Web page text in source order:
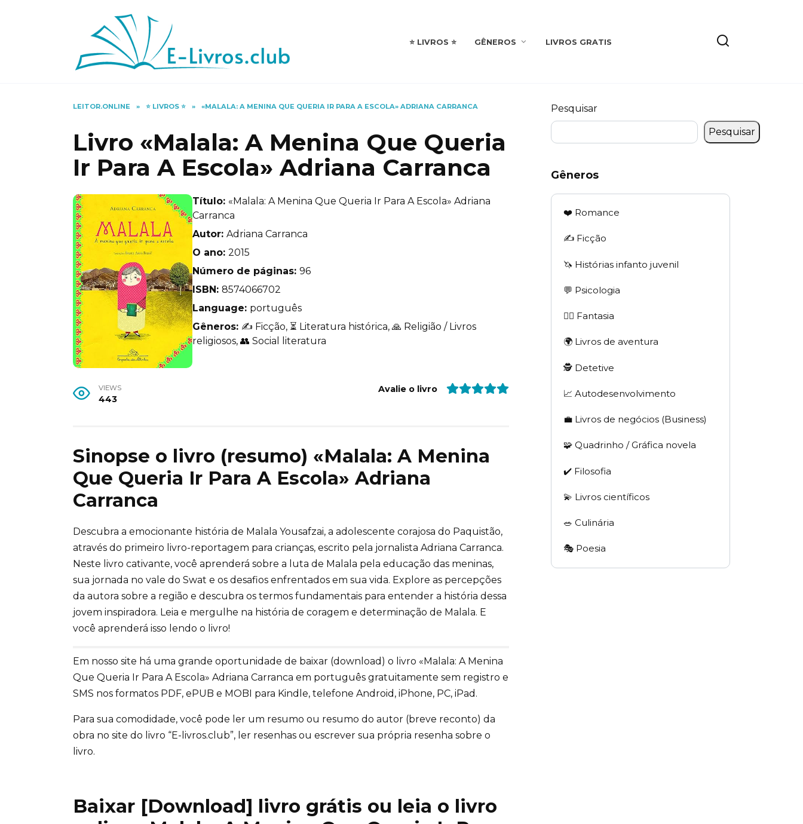
⭐️ LIVROS ⭐️ GÊNEROS LIVROS GRATIS
LEITOR.ONLINE » ⭐️ LIVROS ⭐️ » «MALALA: A MENINA QUE QUERIA IR PARA A ESCOLA» ADRIANA CARRANCA
Livro «Malala: A Menina Que Queria
Ir Para A Escola» Adriana Carranca
Título: «Malala: A Menina Que Queria Ir Para A Escola» Adriana
Carranca
Autor: Adriana Carranca
O ano: 2015
Número de páginas: 96
ISBN: 8574066702
Language: português
Gêneros: ✍️ Ficção, ⏳ Literatura histórica, 🙏 Religião / Livros
religiosos, 👥 Social literatura
VIEWS
443
Avalie o livro
Sinopse o livro (resumo) «Malala: A Menina
Que Queria Ir Para A Escola» Adriana
Carranca
Descubra a emocionante história de Malala Yousafzai, a adolescente corajosa do Paquistão,
através do primeiro livro-reportagem para crianças, escrito pela jornalista Adriana Carranca.
Neste livro cativante, você aprenderá sobre a luta de Malala pela educação das meninas,
sua jornada no vale do Swat e os desafios enfrentados em sua vida. Explore as percepções
da autora sobre a região e descubra os termos fundamentais para entender a história dessa
jovem inspiradora. Leia e mergulhe na história de coragem e determinação de Malala. E
você aprenderá isso lendo o livro!
Em nosso site há uma grande oportunidade de baixar (download) o livro «Malala: A Menina
Que Queria Ir Para A Escola» Adriana Carranca em português gratuitamente sem registro e
SMS nos formatos PDF, ePUB e MOBI para Kindle, telefone Android, iPhone, PC, iPad.
Para sua comodidade, você pode ler um resumo ou resumo do autor (breve reconto) da
obra no site do livro “E-livros.club”, ler resenhas ou escrever sua própria resenha sobre o
livro.
Baixar [Download] livro grátis ou leia o livro
Pesquisar
Pesquisar
Gêneros
❤️ Romance
✍️ Ficção
🦄 Histórias infanto juvenil
💬 Psicologia
🧙‍♂️ Fantasia
🌍 Livros de aventura
🕵 Detetive
📈 Autodesenvolvimento
💼 Livros de negócios (Business)
🧩 Quadrinho / Gráfica novela
✔️ Filosofia
💫 Livros científicos
🥗 Culinária
🎭 Poesia